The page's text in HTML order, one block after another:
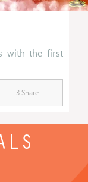
with the first
3 Share